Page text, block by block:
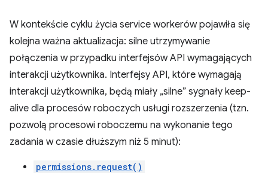
W kontekście cyklu życia service workerów pojawiła się
kolejna ważna aktualizacja: silne utrzymywanie
połączenia w przypadku interfejsów API wymagających
interakcji użytkownika. Interfejsy API, które wymagają
interakcji użytkownika, będą miały „silne” sygnały keep-
alive dla procesów roboczych usługi rozszerzenia (tzn.
pozwolą procesowi roboczemu na wykonanie tego
zadania w czasie dłuższym niż 5 minut):
permissions.request()